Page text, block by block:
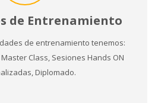
de Entrenamiento
de entrenamiento tenemos:
Master Class, Sesiones Hands ON
Diplomado.